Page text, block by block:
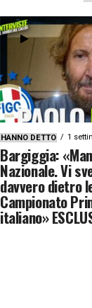
HANNO DETTO 1
Bargiggia:
Nazionale. Vi
davvero dietro
Campionato
italiano»